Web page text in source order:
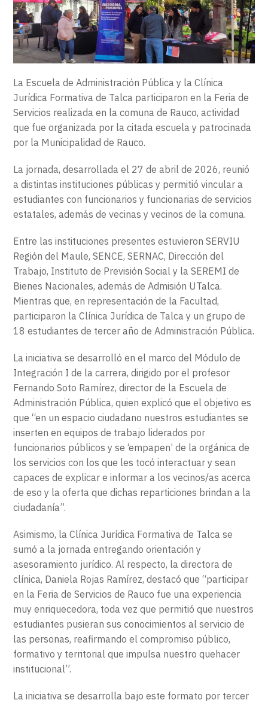
EXTENSIÓN
CONTACTO
La Escuela de Administración Pública y la Clínica
Jurídica Formativa de Talca participaron en la Feria de
Servicios realizada en la comuna de Rauco, actividad
que fue organizada por la citada escuela y patrocinada
por la Municipalidad de Rauco.
La jornada, desarrollada el 27 de abril de 2026, reunió
a distintas instituciones públicas y permitió vincular a
estudiantes con funcionarios y funcionarias de servicios
estatales, además de vecinas y vecinos de la comuna.
Entre las instituciones presentes estuvieron SERVIU
Región del Maule, SENCE, SERNAC, Dirección del
Trabajo, Instituto de Previsión Social y la SEREMI de
Bienes Nacionales, además de Admisión UTalca.
Mientras que, en representación de la Facultad,
participaron la Clínica Jurídica de Talca y un grupo de
18 estudiantes de tercer año de Administración Pública.
La iniciativa se desarrolló en el marco del Módulo de
Integración I de la carrera, dirigido por el profesor
Fernando Soto Ramírez, director de la Escuela de
Administración Pública, quien explicó que el objetivo es
que “en un espacio ciudadano nuestros estudiantes se
inserten en equipos de trabajo liderados por
funcionarios públicos y se ‘empapen’ de la orgánica de
los servicios con los que les tocó interactuar y sean
capaces de explicar e informar a los vecinos/as acerca
de eso y la oferta que dichas reparticiones brindan a la
ciudadanía”.
Asimismo, la Clínica Jurídica Formativa de Talca se
sumó a la jornada entregando orientación y
asesoramiento jurídico. Al respecto, la directora de
clínica, Daniela Rojas Ramírez, destacó que “participar
en la Feria de Servicios de Rauco fue una experiencia
muy enriquecedora, toda vez que permitió que nuestros
estudiantes pusieran sus conocimientos al servicio de
las personas, reafirmando el compromiso público,
formativo y territorial que impulsa nuestro quehacer
institucional”.
La iniciativa se desarrolla bajo este formato por tercer